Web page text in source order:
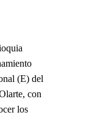
(E) del
con
los